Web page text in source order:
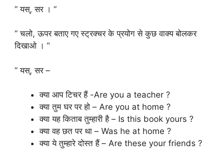
” यस्, सर । “
” चलो, ऊपर बताए गए स्ट्रक्चर के प्रयोग से कुछ वाक्य बोलकर
दिखाओ । “
” यस्, सर –
क्या आप टिचर हैं -Are you a teacher ?
क्या तुम घर पर हो – Are you at home ?
क्या यह किताब तुम्हारी है – Is this book yours ?
क्या वह छत पर था – Was he at home ?
क्या ये तुम्हारे दोस्त हैं – Are these your friends ?